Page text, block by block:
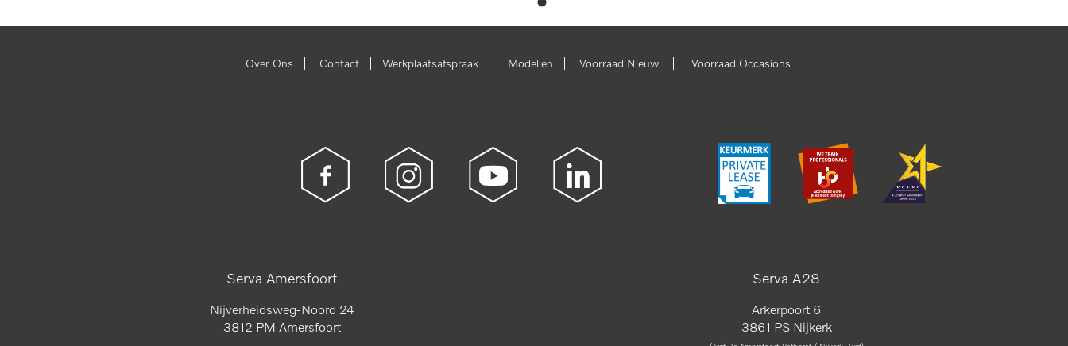
Over Ons Contact Werkplaatsafspraak Modellen Voorraad Nieuw Voorraad Occasions
Serva Amersfoort
Nijverheidsweg-Noord 24
3812 PM Amersfoort
Serva A28
Arkerpoort 6
3861 PS Nijkerk